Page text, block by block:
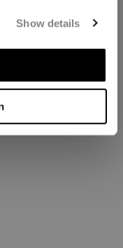
Show details